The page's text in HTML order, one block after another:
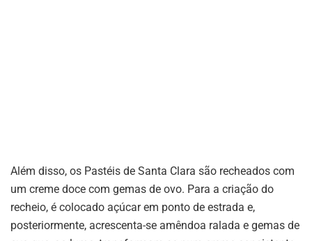
Além disso, os Pastéis de Santa Clara são recheados com
um creme doce com gemas de ovo. Para a criação do
recheio, é colocado açúcar em ponto de estrada e,
posteriormente, acrescenta-se amêndoa ralada e gemas de